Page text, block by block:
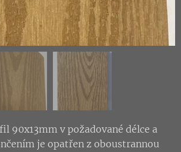
90x13mm v požadované délce a
je opatřen z oboustrannou